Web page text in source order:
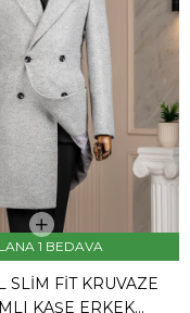
1 BEDAVA
SLIM FIT KRUVAZE
KAŞE ERKEK